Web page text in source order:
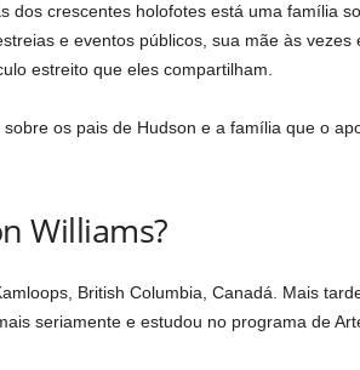
dos crescentes holofotes está uma família
e eventos públicos, sua mãe às vezes
estreito que eles compartilham.
os pais de Hudson e a família que o
Williams?
British Columbia, Canadá. Mais
seriamente e estudou no programa de